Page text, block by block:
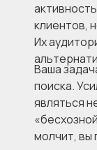
клиентов,
Их
Ваша
поиска.
являться
молчит, вы